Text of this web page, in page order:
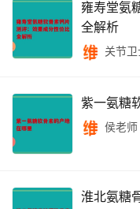
雍寿堂氨
全解析
关节卫
紫一氨糖
侯老师
淮北氨糖